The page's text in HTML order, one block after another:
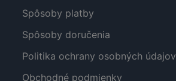
Spôsoby platby
Spôsoby doručenia
Politika ochrany osobných údajov
Obchodné podmienky